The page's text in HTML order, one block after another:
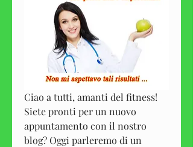
Ciao a tutti, amanti del fitness!
Siete pronti per un nuovo
appuntamento con il nostro
blog? Oggi parleremo di un